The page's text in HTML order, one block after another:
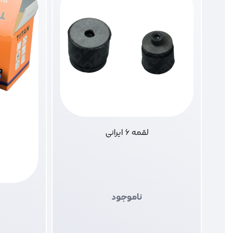
لقمه 6 ایرانی
ناموجود